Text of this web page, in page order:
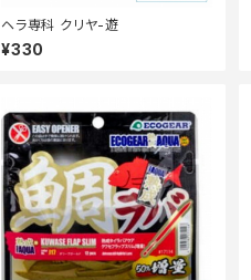
ヘラ専科 クリヤ-遊
¥330